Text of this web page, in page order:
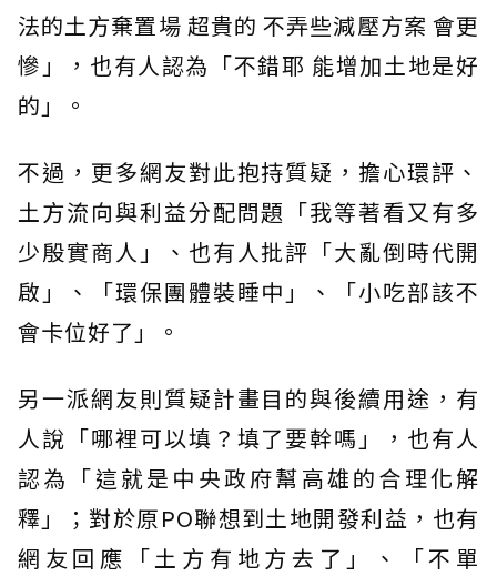
法的土方棄置場 超貴的 不弄些減壓方案 會更
慘」，也有人認為「不錯耶 能增加土地是好
的」。
不過，更多網友對此抱持質疑，擔心環評、
土方流向與利益分配問題「我等著看又有多
少殷實商人」、也有人批評「大亂倒時代開
啟」、「環保團體裝睡中」、「小吃部該不
會卡位好了」。
另一派網友則質疑計畫目的與後續用途，有
人說「哪裡可以填？填了要幹嗎」，也有人
認為「這就是中央政府幫高雄的合理化解
釋」；對於原PO聯想到土地開發利益，也有
網友回應「土方有地方去了」、「不單